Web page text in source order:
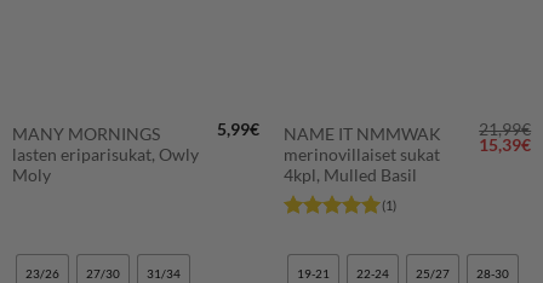
MANY MORNINGS
lasten eriparisukat, Owly
Moly
5,99€
23/26 27/30 31/34
NAME IT NMMWAK
merinovillaiset sukat
4kpl, Mulled Basil
tuotteesta:5
/ 5
(1)
21,99€
hinta
15,39€
19-21 22-24 25/27 28-30